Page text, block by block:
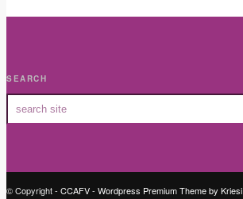
SEARCH
© Copyright - CCAFV- Wordpress Premium Theme by Kriesi